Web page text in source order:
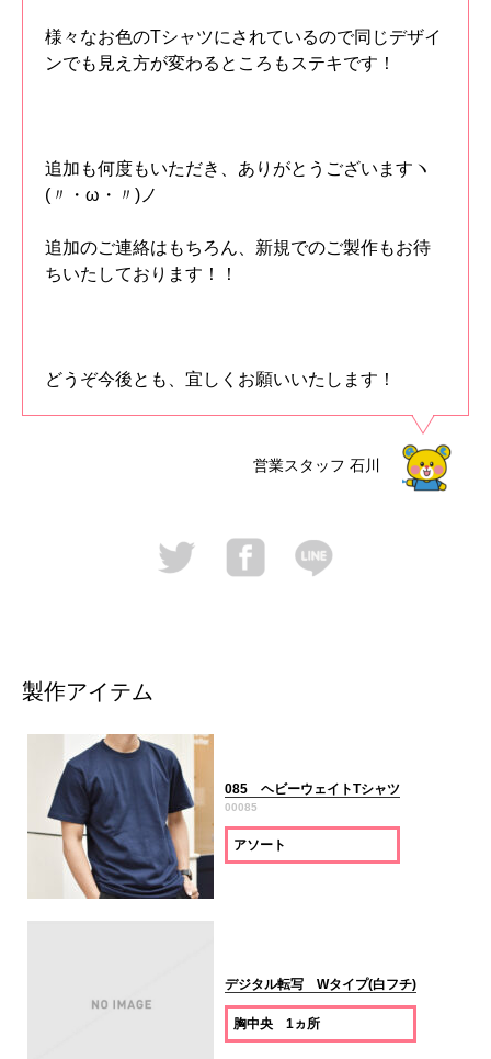
様々なお色のTシャツにされているので同じデザイ
ンでも見え方が変わるところもステキです！
追加も何度もいただき、ありがとうございますヽ
(〃・ω・〃)ノ
追加のご連絡はもちろん、新規でのご製作もお待
ちいたしております！！
どうぞ今後とも、宜しくお願いいたします！
営業スタッフ 石川
製作アイテム
085 ヘビーウェイトTシャツ
00085
アソート
デジタル転写 Wタイプ(白フチ)
胸中央 1ヵ所